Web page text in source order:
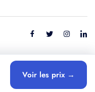
Voir les prix →